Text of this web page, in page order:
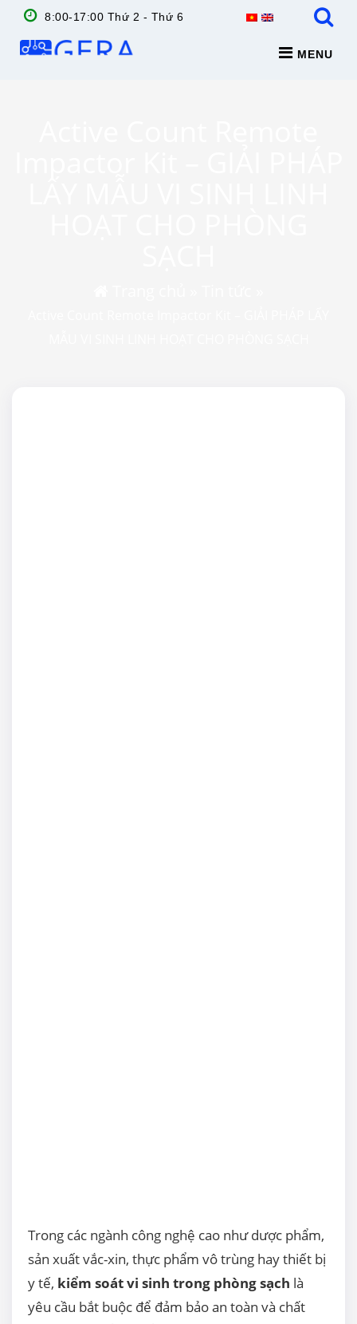
8:00-17:00 Thứ 2 - Thứ 6
MENU
Trong các ngành công nghệ cao như dược phẩm,
sản xuất vắc-xin, thực phẩm vô trùng hay thiết bị
y tế, kiểm soát vi sinh trong phòng sạch là
yêu cầu bắt buộc để đảm bảo an toàn và chất